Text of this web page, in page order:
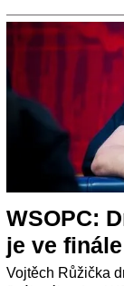
WSOPC:
je ve
Vojtěch Růžička